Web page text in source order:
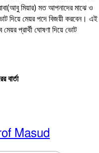
মিয়ার) মত আপনাদের মাঝে ও
দিয়ে মেয়র পদে বিজয়ী করবেন। এই
প্রার্থী ঘোষণা দিয়ে ভোট
বার্তা
Masud